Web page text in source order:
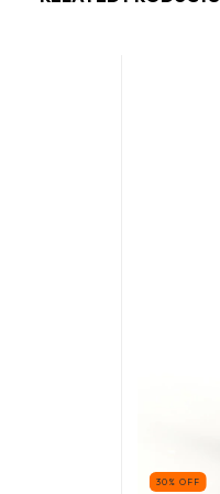
30 % OFF